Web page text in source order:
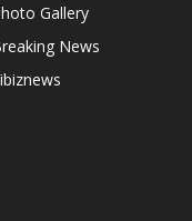
Gallery
News